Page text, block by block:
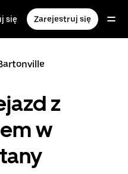
się Zarejestruj się
z
w